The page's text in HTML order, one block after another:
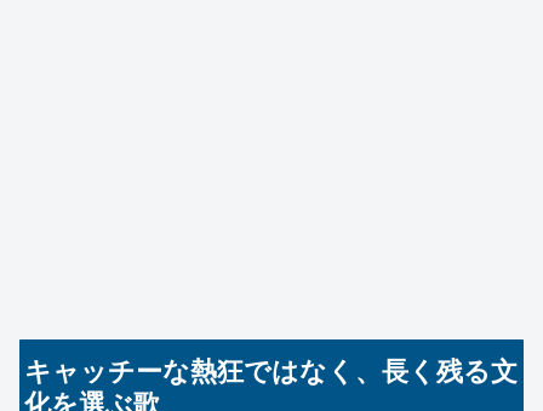
キャッチーな熱狂ではなく、長く残る文
化を選ぶ歌